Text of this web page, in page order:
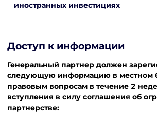
иностранных инвестициях
Доступ к информации
Генеральный партнер должен
следующую информацию в местном
правовым вопросам в течение 2
вступления в силу соглашения об
партнерстве: